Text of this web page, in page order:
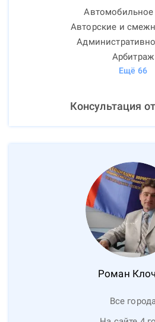
Автомобильное
Авторские и
Арбитраж
Ещё 66
Консультация от
Роман
Все